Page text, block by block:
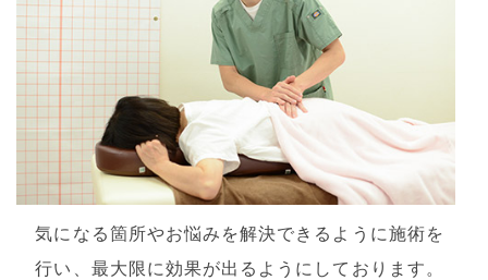
気になる箇所やお悩みを解決できるように施術を
行い、最大限に効果が出るようにしております。